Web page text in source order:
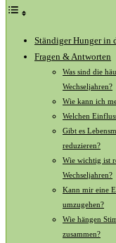
Ständiger Hunger​ in
Fragen & Antworten
Was sind die
Wechseljahren?
Wie⁢ kann ich
Welchen
Gibt ​es
reduzieren?
Wie wichtig ist
Wechseljahren?
Kann mir eine
umzugehen?
Wie hängen
zusammen?